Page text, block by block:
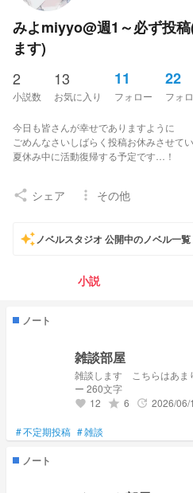
みよmiyyo@週1～必ず投
ます)
2
小説数
13
お気に入り
11
フォロー
22
フォ
今日も皆さんが幸せでありますように
ごめんなさいしばらく投稿お休みさせて
夏休み中に活動復帰する予定です…！
今日も部屋の隅で生きています…
生息地 部屋の隅
来世は人を幸せにできる生き物になりた
私が嫌なことをしたらコメントで教えて下
my fm 🐧☁️✒️
付けさせていただいているfm
・🍒🧸
share シェア more_vert その他
auto_awesomeノベルスタジオ 公開中のノベル一覧
小説
ノート
雑談部屋
雑談します こちらはあま
ー 260文字
favorite 12 grade 6 update 2026/06/
#不定期投稿 #雑談
ノート